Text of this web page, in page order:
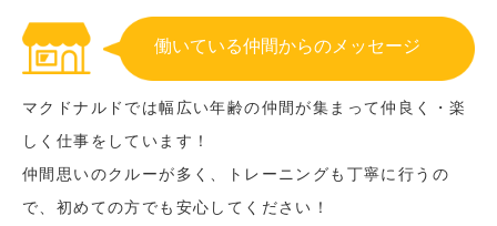
働いている仲間からのメッセージ
マクドナルドでは幅広い年齢の仲間が集まって仲良く・楽
しく仕事をしています！
仲間思いのクルーが多く、トレーニングも丁寧に行うの
で、初めての方でも安心してください！